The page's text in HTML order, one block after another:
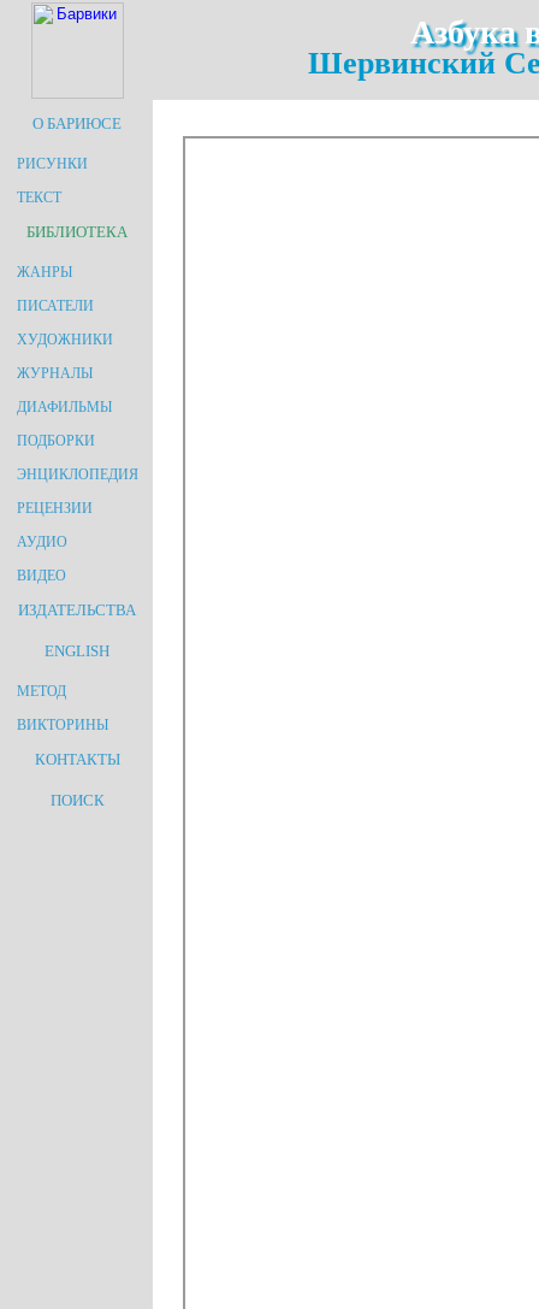
Азбука
Шервинский
О БАРИЮСЕ
РИСУНКИ
ТЕКСТ
БИБЛИОТЕКА
ЖАНРЫ
ПИСАТЕЛИ
ХУДОЖНИКИ
ЖУРНАЛЫ
ДИАФИЛЬМЫ
ПОДБОРКИ
ЭНЦИКЛОПЕДИЯ
РЕЦЕНЗИИ
АУДИО
ВИДЕО
ИЗДАТЕЛЬСТВА
ENGLISH
МЕТОД
ВИКТОРИНЫ
КОНТАКТЫ
ПОИСК